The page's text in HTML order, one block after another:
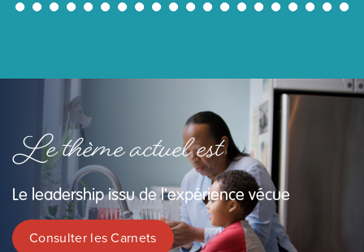
43
44 45 46 47 48 49 50 51 52 53 54 55 56 57 58 59 60 61 62
Le thème actuel est
Le leadership issu de l'expérience vécue
Consulter les Carnets